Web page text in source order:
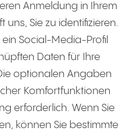
Anmeldung in Ihrem
uns, Sie zu identifizieren.
Social-Media-Profil
Daten für Ihre
optionalen Angaben
Komfortfunktionen
erforderlich. Wenn Sie
können Sie bestimmte